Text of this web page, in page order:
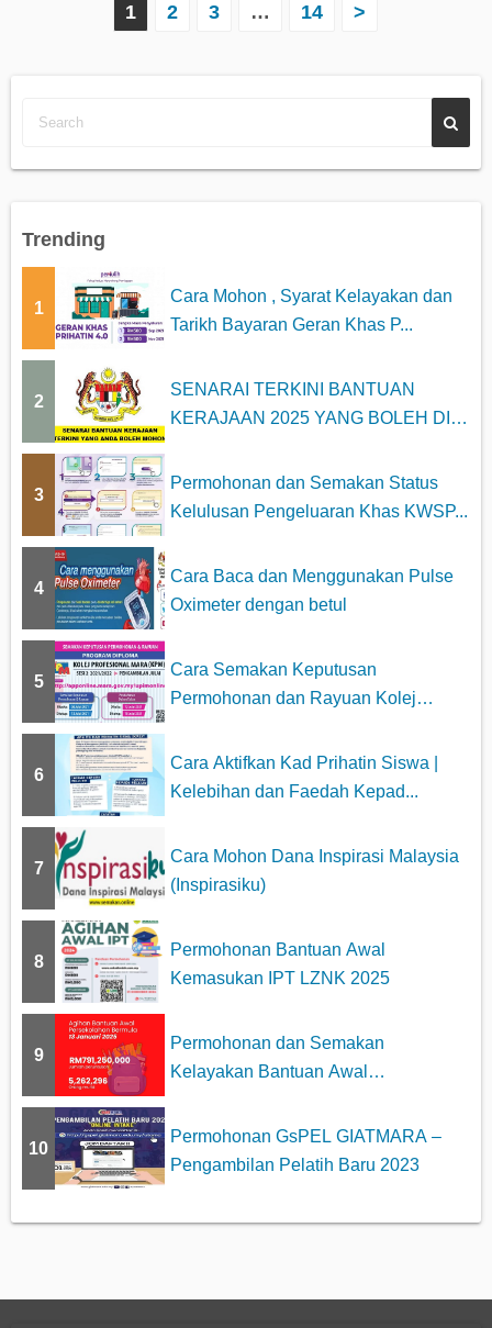
p
a
a
1 2 3 … 14 >
Trending
1
Cara Mohon , Syarat Kelayakan dan
Tarikh Bayaran Geran Khas P...
2
SENARAI TERKINI BANTUAN
KERAJAAN 2025 YANG BOLEH DI
3
Permohonan dan Semakan Status
Kelulusan Pengeluaran Khas KWSP...
4
Cara Baca dan Menggunakan Pulse
Oximeter dengan betul
5
Cara Semakan Keputusan
Permohonan dan Rayuan Kolej
6
Cara Aktifkan Kad Prihatin Siswa |
Kelebihan dan Faedah Kepad...
7
Cara Mohon Dana Inspirasi Malaysia
(Inspirasiku)
8
Permohonan Bantuan Awal
Kemasukan IPT LZNK 2025
9
Permohonan dan Semakan
Kelayakan Bantuan Awal
10
Permohonan GsPEL GIATMARA –
Pengambilan Pelatih Baru 2023